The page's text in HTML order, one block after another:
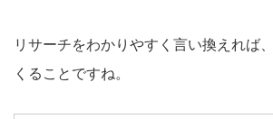
リサーチをわかりやすく言い換えれば
くることですね。